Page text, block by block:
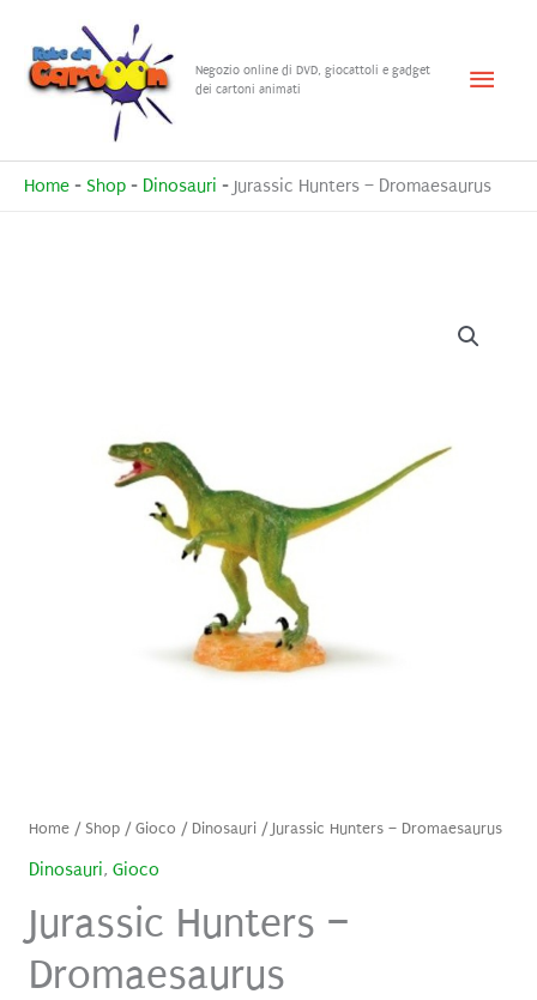
contenuto
Negozio online di DVD, giocattoli e gadget
dei cartoni animati
Menu
Home - Shop - Dinosauri - Jurassic Hunters – Dromaesaurus
Home/ Shop/Gioco / Dinosauri/ Jurassic Hunters – Dromaesaurus
Dinosauri, Gioco
Jurassic Hunters –
Dromaesaurus